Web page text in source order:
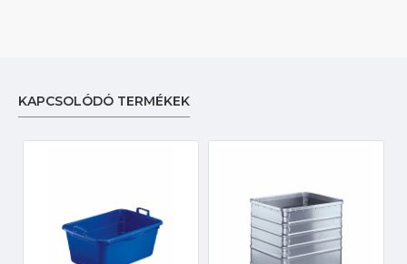
KAPCSOLÓDÓ TERMÉKEK